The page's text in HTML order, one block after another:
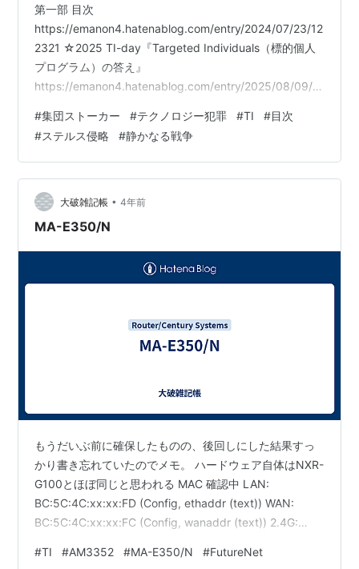
第一部 目次
https://emanon4.hatenablog.com/entry/2024/07/23/12
2321 ☆2025 TI-day『Targeted Individuals（標的個人
プログラム）の答え』
https://emanon4.hatenablog.com/entry/2025/08/09/2
https://emanon4.hatenablog.com/entry/2024/11/18/17
5041 第三次世界大戦後の世界:地球外因子とAIを含めた
集合脳の戦いの後、ゆっくりと答え合わせ
https://emanon4.hatenablog.c…
#集団ストーカー #テクノロジー犯罪 #TI #目次
#ステルス侵略 #静かなる戦争
大破雑記帳 • 4年前
MA-E350/N
もうだいぶ前に確保したものの、後回しにした結果すっ
かり書き忘れていたのでメモ。 ハードウェア自体はNXR-
G100とほぼ同じと思われる MAC 確認中 LAN:
BC:5C:4C:xx:xx:FD (Config, ethaddr (text)) WAN:
BC:5C:4C:xx:xx:FC (Config, wanaddr (text)) 2.4G:
BC:5C:4C:xx:xx:FF (Factory, 0x8004 (hex)) Barebox
#TI #AM3352 #MA-E350/N #FutureNet